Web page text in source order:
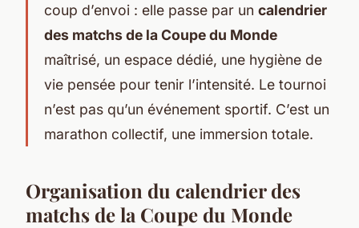
coup d’envoi : elle passe par un calendrier
des matchs de la Coupe du Monde
maîtrisé, un espace dédié, une hygiène de
vie pensée pour tenir l’intensité. Le tournoi
n’est pas qu’un événement sportif. C’est un
marathon collectif, une immersion totale.
Organisation du calendrier des
matchs de la Coupe du Monde